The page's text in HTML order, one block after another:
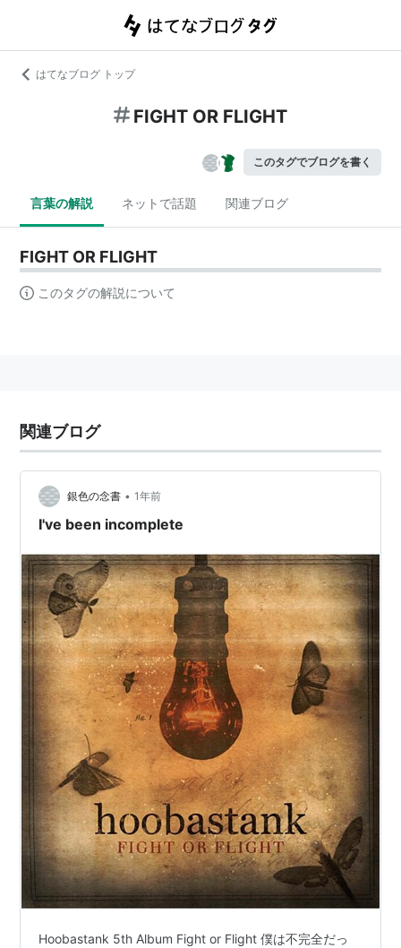
はてなブログ トップ
FIGHT OR FLIGHT
このタグでブログを書く
言葉の解説 ネットで話題 関連ブログ
FIGHT OR FLIGHT
このタグの解説について
関連ブログ
銀色の念書 • 1年前
I've been incomplete
Hoobastank 5th Album Fight or Flight 僕は不完全だっ